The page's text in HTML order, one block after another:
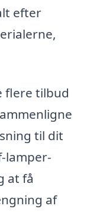
efter
flere tilbud
til dit
lamper-
at få
af